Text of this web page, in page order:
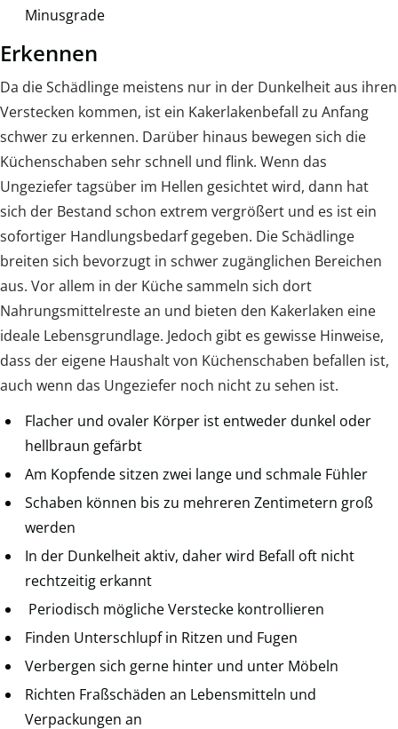
Minusgrade
Erkennen
Da die Schädlinge meistens nur in der Dunkelheit aus ihren
Verstecken kommen, ist ein Kakerlakenbefall zu Anfang
schwer zu erkennen. Darüber hinaus bewegen sich die
Küchenschaben sehr schnell und flink. Wenn das
Ungeziefer tagsüber im Hellen gesichtet wird, dann hat
sich der Bestand schon extrem vergrößert und es ist ein
sofortiger Handlungsbedarf gegeben. Die Schädlinge
breiten sich bevorzugt in schwer zugänglichen Bereichen
aus. Vor allem in der Küche sammeln sich dort
Nahrungsmittelreste an und bieten den Kakerlaken eine
ideale Lebensgrundlage. Jedoch gibt es gewisse Hinweise,
dass der eigene Haushalt von Küchenschaben befallen ist,
auch wenn das Ungeziefer noch nicht zu sehen ist.
Flacher und ovaler Körper ist entweder dunkel oder
hellbraun gefärbt
Am Kopfende sitzen zwei lange und schmale Fühler
Schaben können bis zu mehreren Zentimetern groß
werden
In der Dunkelheit aktiv, daher wird Befall oft nicht
rechtzeitig erkannt
Periodisch mögliche Verstecke kontrollieren
Finden Unterschlupf in Ritzen und Fugen
Verbergen sich gerne hinter und unter Möbeln
Richten Fraßschäden an Lebensmitteln und
Verpackungen an